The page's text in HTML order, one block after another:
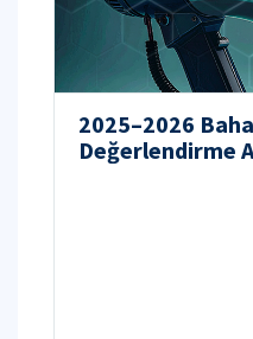
2025–2026
Değerlendirme